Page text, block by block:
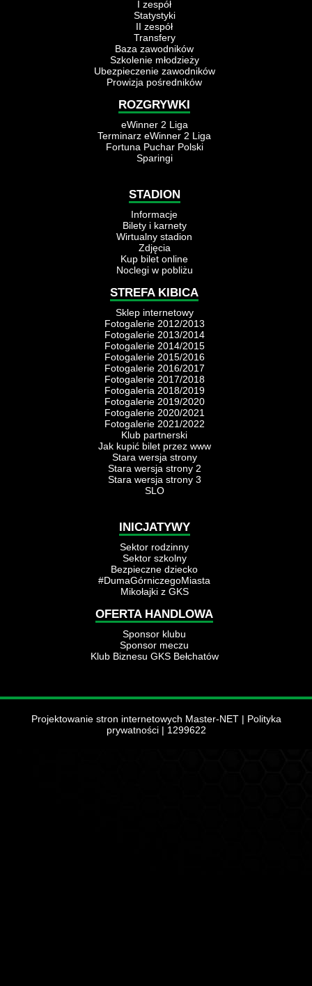
I zespół
Statystyki
II zespół
Transfery
Baza zawodników
Szkolenie młodzieży
Ubezpieczenie zawodników
Prowizja pośredników
ROZGRYWKI
eWinner 2 Liga
Terminarz eWinner 2 Liga
Fortuna Puchar Polski
Sparingi
STADION
Informacje
Bilety i karnety
Wirtualny stadion
Zdjęcia
Kup bilet online
Noclegi w pobliżu
STREFA KIBICA
Sklep internetowy
Fotogalerie 2012/2013
Fotogalerie 2013/2014
Fotogalerie 2014/2015
Fotogalerie 2015/2016
Fotogalerie 2016/2017
Fotogalerie 2017/2018
Fotogaleria 2018/2019
Fotogalerie 2019/2020
Fotogalerie 2020/2021
Fotogalerie 2021/2022
Klub partnerski
Jak kupić bilet przez www
Stara wersja strony
Stara wersja strony 2
Stara wersja strony 3
SLO
INICJATYWY
Sektor rodzinny
Sektor szkolny
Bezpieczne dziecko
#DumaGórniczegoMiasta
Mikołajki z GKS
OFERTA HANDLOWA
Sponsor klubu
Sponsor meczu
Klub Biznesu GKS Bełchatów
Projektowanie stron internetowych Master-NET| Polityka
prywatności| 1299622